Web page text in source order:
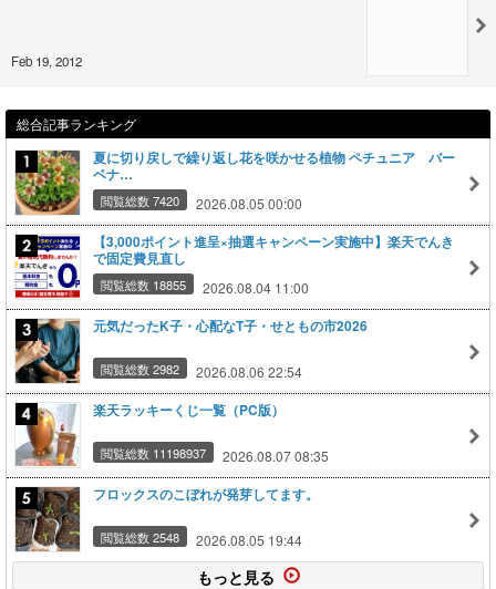
Feb 19, 2012
総合記事ランキング
夏に切り戻しで繰り返し花を咲かせる植物 ペチュニア バー
ベナ…
閲覧総数 7420 2026.08.05 00:00
【3,000ポイント進呈×抽選キャンペーン実施中】楽天でんき
で固定費見直し
閲覧総数 18855 2026.08.04 11:00
元気だったK子・心配なT子・せともの市2026
閲覧総数 2982 2026.08.06 22:54
楽天ラッキーくじ一覧（PC版）
閲覧総数 11198937 2026.08.07 08:35
フロックスのこぼれが発芽してます。
閲覧総数 2548 2026.08.05 19:44
もっと見る